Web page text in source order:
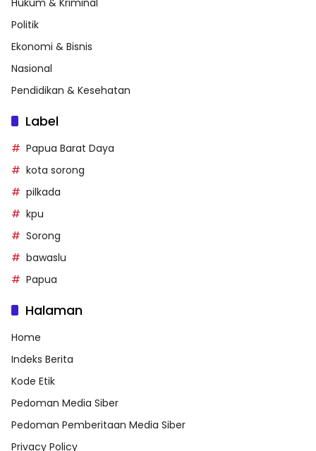
Hukum & Kriminal
Politik
Ekonomi & Bisnis
Nasional
Pendidikan & Kesehatan
Label
Papua Barat Daya
kota sorong
pilkada
kpu
Sorong
bawaslu
Papua
Halaman
Home
Indeks Berita
Kode Etik
Pedoman Media Siber
Pedoman Pemberitaan Media Siber
Privacy Policy